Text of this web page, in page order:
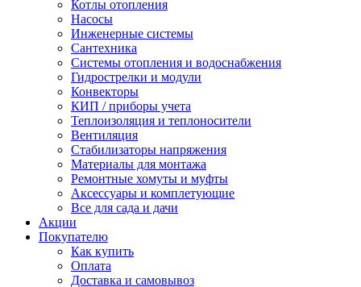
Котлы отопления
Насосы
Инженерные системы
Сантехника
Системы отопления и водоснабжения
Гидрострелки и модули
Конвекторы
КИП / приборы учета
Теплоизоляция и теплоносители
Вентиляция
Стабилизаторы напряжения
Материалы для монтажа
Ремонтные хомуты и муфты
Аксессуары и комплетующие
Все для сада и дачи
Акции
Покупателю
Как купить
Оплата
Доставка и самовывоз